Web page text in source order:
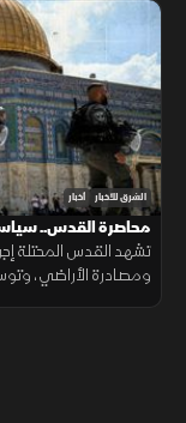
الشرق للأخبار أخبار
محاصرة القدس..
تشهد القدس المحتلة
ومصادرة الأراضي،